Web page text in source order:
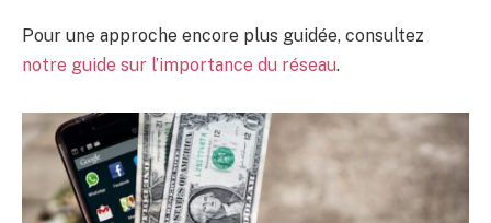
Pour une approche encore plus guidée, consultez
notre guide sur l’importance du réseau.